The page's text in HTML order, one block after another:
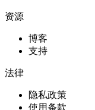
资源
博客
支持
法律
隐私政策
使用条款